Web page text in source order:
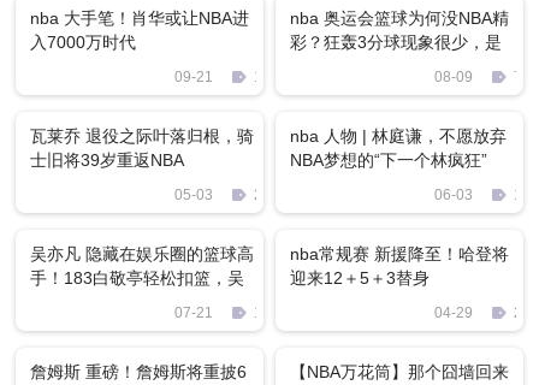
nba 大手笔！肖华或让NBA进
入7000万时代
09-21 1791
nba 奥运会篮球为何没NBA精
彩？狂轰3分球现象很少，是
08-09 731
瓦莱乔 退役之际叶落归根，骑
士旧将39岁重返NBA
05-03 2793
nba 人物 | 林庭谦，不愿放弃
NBA梦想的“下一个林疯狂”
06-03
吴亦凡 隐藏在娱乐圈的篮球高
手！183白敬亭轻松扣篮，吴
07-21 1900
nba常规赛 新援降至！哈登将
迎来12＋5＋3替身
04-29
詹姆斯 重磅！詹姆斯将重披6
【NBA万花筒】那个囧墙回来